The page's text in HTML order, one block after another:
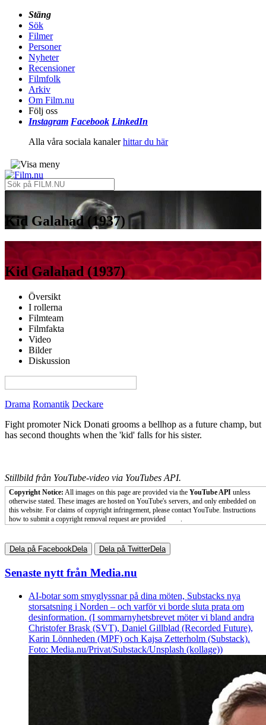
Stäng
Sök
Filmer
Personer
Nyheter
Recensioner
Filmfolk
Arkiv
Om Film.nu
Följ oss
Instagram Facebook LinkedIn
Alla våra sociala kanalerhittar du här
Kid Galahad (1937)
Kid Galahad (1937)
Översikt
I rollerna
Filmteam
Filmfakta
Video
Bilder
Diskussion
Drama Romantik Deckare
Fight promoter Nick Donati grooms a bellhop as a future champ, but
has second thoughts when the 'kid' falls for his sister.
Stillbild från YouTube-video via YouTubes API.
Copyright Notice: All images on this page are provided via the YouTube API unless
otherwise stated. These images are hosted on YouTube's servers, and only embedded on
this website. For claims of copyright infringement, please contact YouTube. Instructions
how to submit a copyright removal request are provided
.
Dela på FacebookDela Dela på TwitterDela
Senaste nytt från Media.nu
AI-botar som smyglyssnar på dina möten, Substacks nya
storsatsning i Norden – och varför vi borde sluta prata om
desinformation. (I sommarnyhetsbrevet möter vi bland andra
Christofer Brask (SVT), Daniel Gillblad (Recorded Future),
Karin Lönnheden (MPF) och Kajsa Zetterholm (Substack).
Foto: Media.nu/Privat/Substack/Unsplash (kollage))